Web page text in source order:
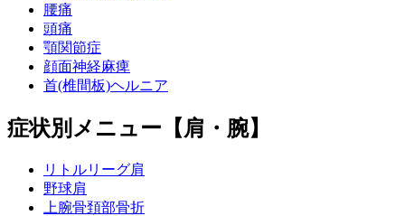
腰痛
頭痛
顎関節症
顔面神経麻痺
首(椎間板)ヘルニア
症状別メニュー【肩・腕】
リトルリーグ肩
野球肩
上腕骨頚部骨折